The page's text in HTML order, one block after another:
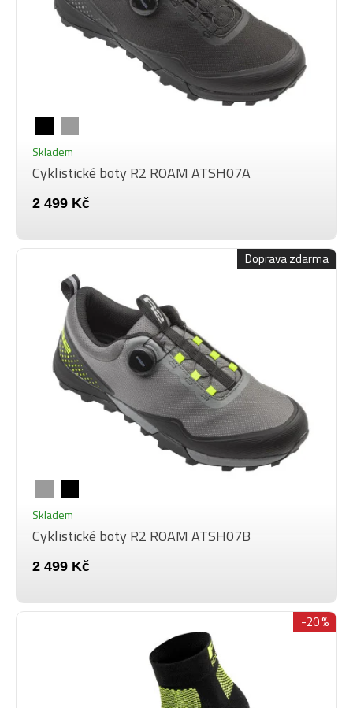
Skladem
Cyklistické boty R2 ROAM ATSH07A
2 499 Kč
Doprava zdarma
Skladem
Cyklistické boty R2 ROAM ATSH07B
2 499 Kč
-20 %